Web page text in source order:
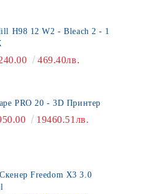
W2 - Bleach 2 - 1
469.40лв.
PRO 20 - 3D Принтер
19460.51лв.
Freedom X3 3.0